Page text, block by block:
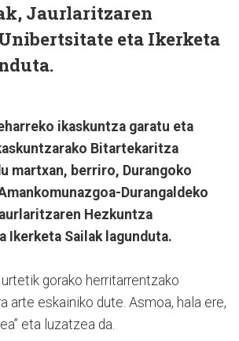
Jaurlaritzaren
eta Ikerketa
ikaskuntza garatu eta
Bitartekaritza
martxan, berriro, Durangoko
Durangaldeko
Hezkuntza
Ikerketa Sailak lagunduta.
gorako herritarrentzako
arte eskainiko dute. Asmoa, hala ere,
eta luzatzea da.